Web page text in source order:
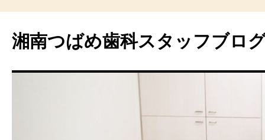
湘南つばめ歯科スタッフブロ